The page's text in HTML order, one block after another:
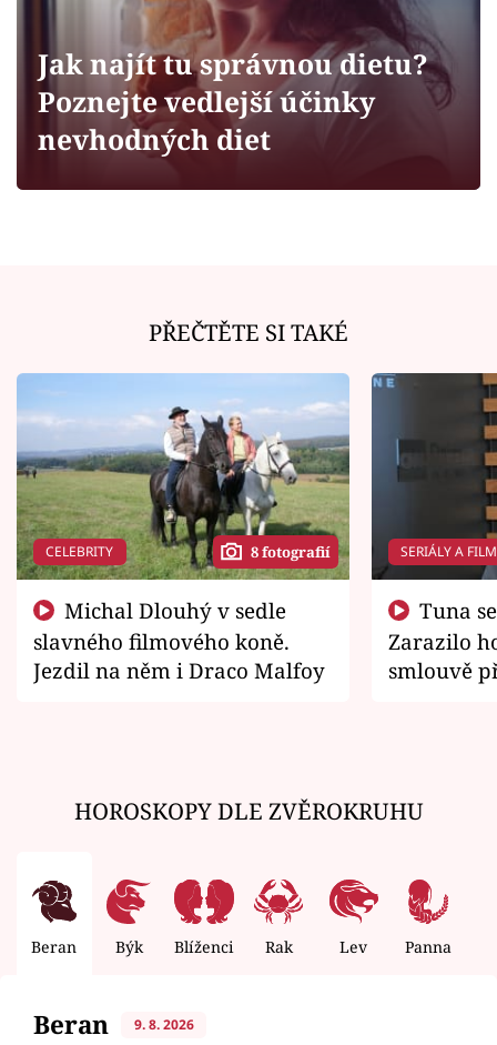
Sledujte prima+
Filmový festival Karlovy Vary
Sledujte nás
Jak najít tu správnou dietu?
Poznejte vedlejší účinky
nevhodných diet
PŘEČTĚTE SI TAKÉ
CELEBRITY 8 fotografií
slavného filmového koně.
Jezdil na něm i Draco Malfoy
SERIÁLY A
Zarazilo
smlouvě
HOROSKOPY DLE ZVĚROKRUHU
Beran Býk Blíženci Rak Lev Panna
Beran 9. 8. 2026